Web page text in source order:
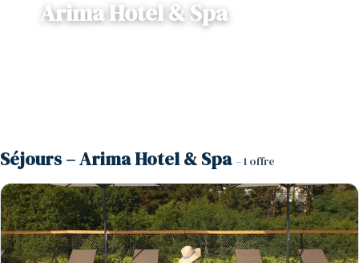
Arima Hotel & Spa
Séjours – Arima Hotel & Spa – 1 offre